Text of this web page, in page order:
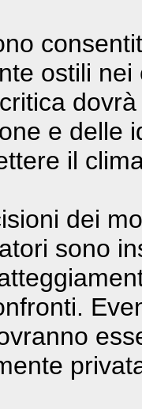
ostili
e delle
il
dei
sono